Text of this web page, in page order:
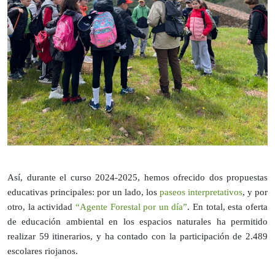
Así, durante el curso 2024-2025, hemos ofrecido dos propuestas
educativas principales: por un lado, los paseos interpretativos, y por
otro, la actividad “Agente Forestal por un día”. En total, esta oferta
de educación ambiental en los espacios naturales ha permitido
realizar 59 itinerarios, y ha contado con la participación de 2.489
escolares riojanos.